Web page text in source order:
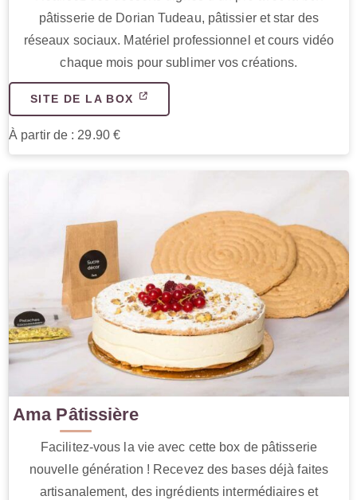
pâtisserie de Dorian Tudeau, pâtissier et star des
réseaux sociaux. Matériel professionnel et cours vidéo
chaque mois pour sublimer vos créations.
SITE DE LA BOX
À partir de : 29.90 €
Ama Pâtissière
Facilitez-vous la vie avec cette box de pâtisserie
nouvelle génération ! Recevez des bases déjà faites
artisanalement, des ingrédients intermédiaires et